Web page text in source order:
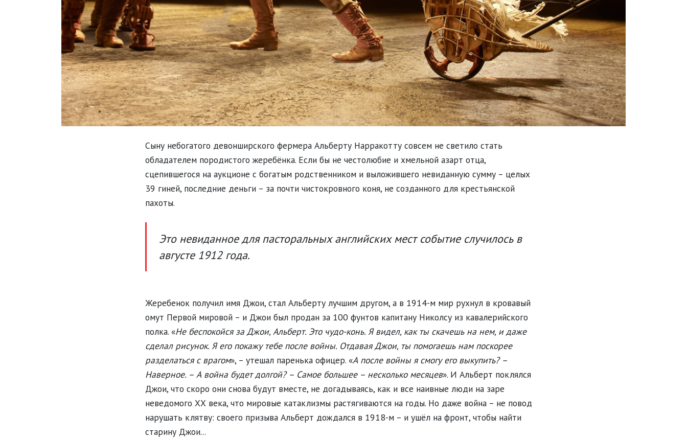
Сыну небогатого девонширского фермера Альберту Нарракотту совсем не светило стать
обладателем породистого жеребёнка. Если бы не честолюбие и хмельной азарт отца,
сцепившегося на аукционе с богатым родственником и выложившего невиданную сумму – целых
39 гиней, последние деньги – за почти чистокровного коня, не созданного для крестьянской
пахоты.
Это невиданное для пасторальных английских мест событие случилось в
августе 1912 года.
Жеребенок получил имя Джои, стал Альберту лучшим другом, а в 1914-м мир рухнул в кровавый
омут Первой мировой – и Джои был продан за 100 фунтов капитану Николсу из кавалерийского
полка. «Не беспокойся за Джои, Альберт. Это чудо-конь. Я видел, как ты скачешь на нем, и даже
сделал рисунок. Я его покажу тебе после войны. Отдавая Джои, ты помогаешь нам поскорее
разделаться с врагом», – утешал паренька офицер. «А после войны я смогу его выкупить? –
Наверное. – А война будет долгой? – Самое большее – несколько месяцев». И Альберт поклялся
Джои, что скоро они снова будут вместе, не догадываясь, как и все наивные люди на заре
неведомого ХХ века, что мировые катаклизмы растягиваются на годы. Но даже война – не повод
нарушать клятву: своего призыва Альберт дождался в 1918-м – и ушёл на фронт, чтобы найти
старину Джои...